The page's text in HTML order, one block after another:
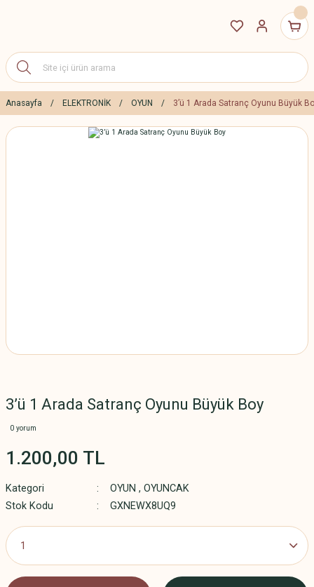
Anasayfa ELEKTRONİK OYUN 3’ü 1 Arada Satranç Oyunu Büyük
3’ü 1 Arada Satranç Oyunu Büyük Boy
0 yorum
1.200,00 TL
Kategori OYUN , OYUNCAK
Stok Kodu
GXNEWX8UQ9